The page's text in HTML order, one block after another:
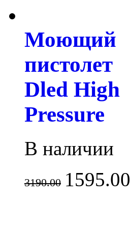
Моющий
пистолет
Dled High
Pressure
В наличии
3190.00 1595.00